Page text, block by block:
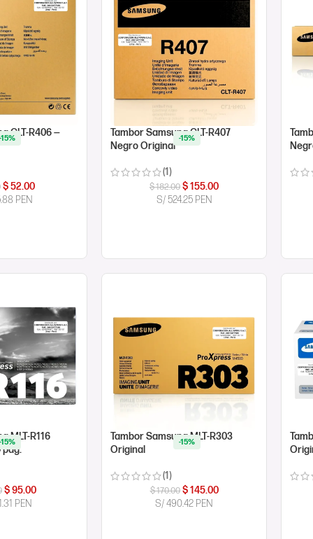
CLT-R406 —
$52.00
-15%
PEN
Tambor Samsung CLT-R407
Negro Original
(1)
$182.00 $155.00
-15%
S/ 524.25 PEN
MLT-R116
pág.
$95.00
-15%
PEN
Tambor Samsung MLT-R303
Original
(1)
$170.00 $145.00
-15%
S/ 490.42 PEN